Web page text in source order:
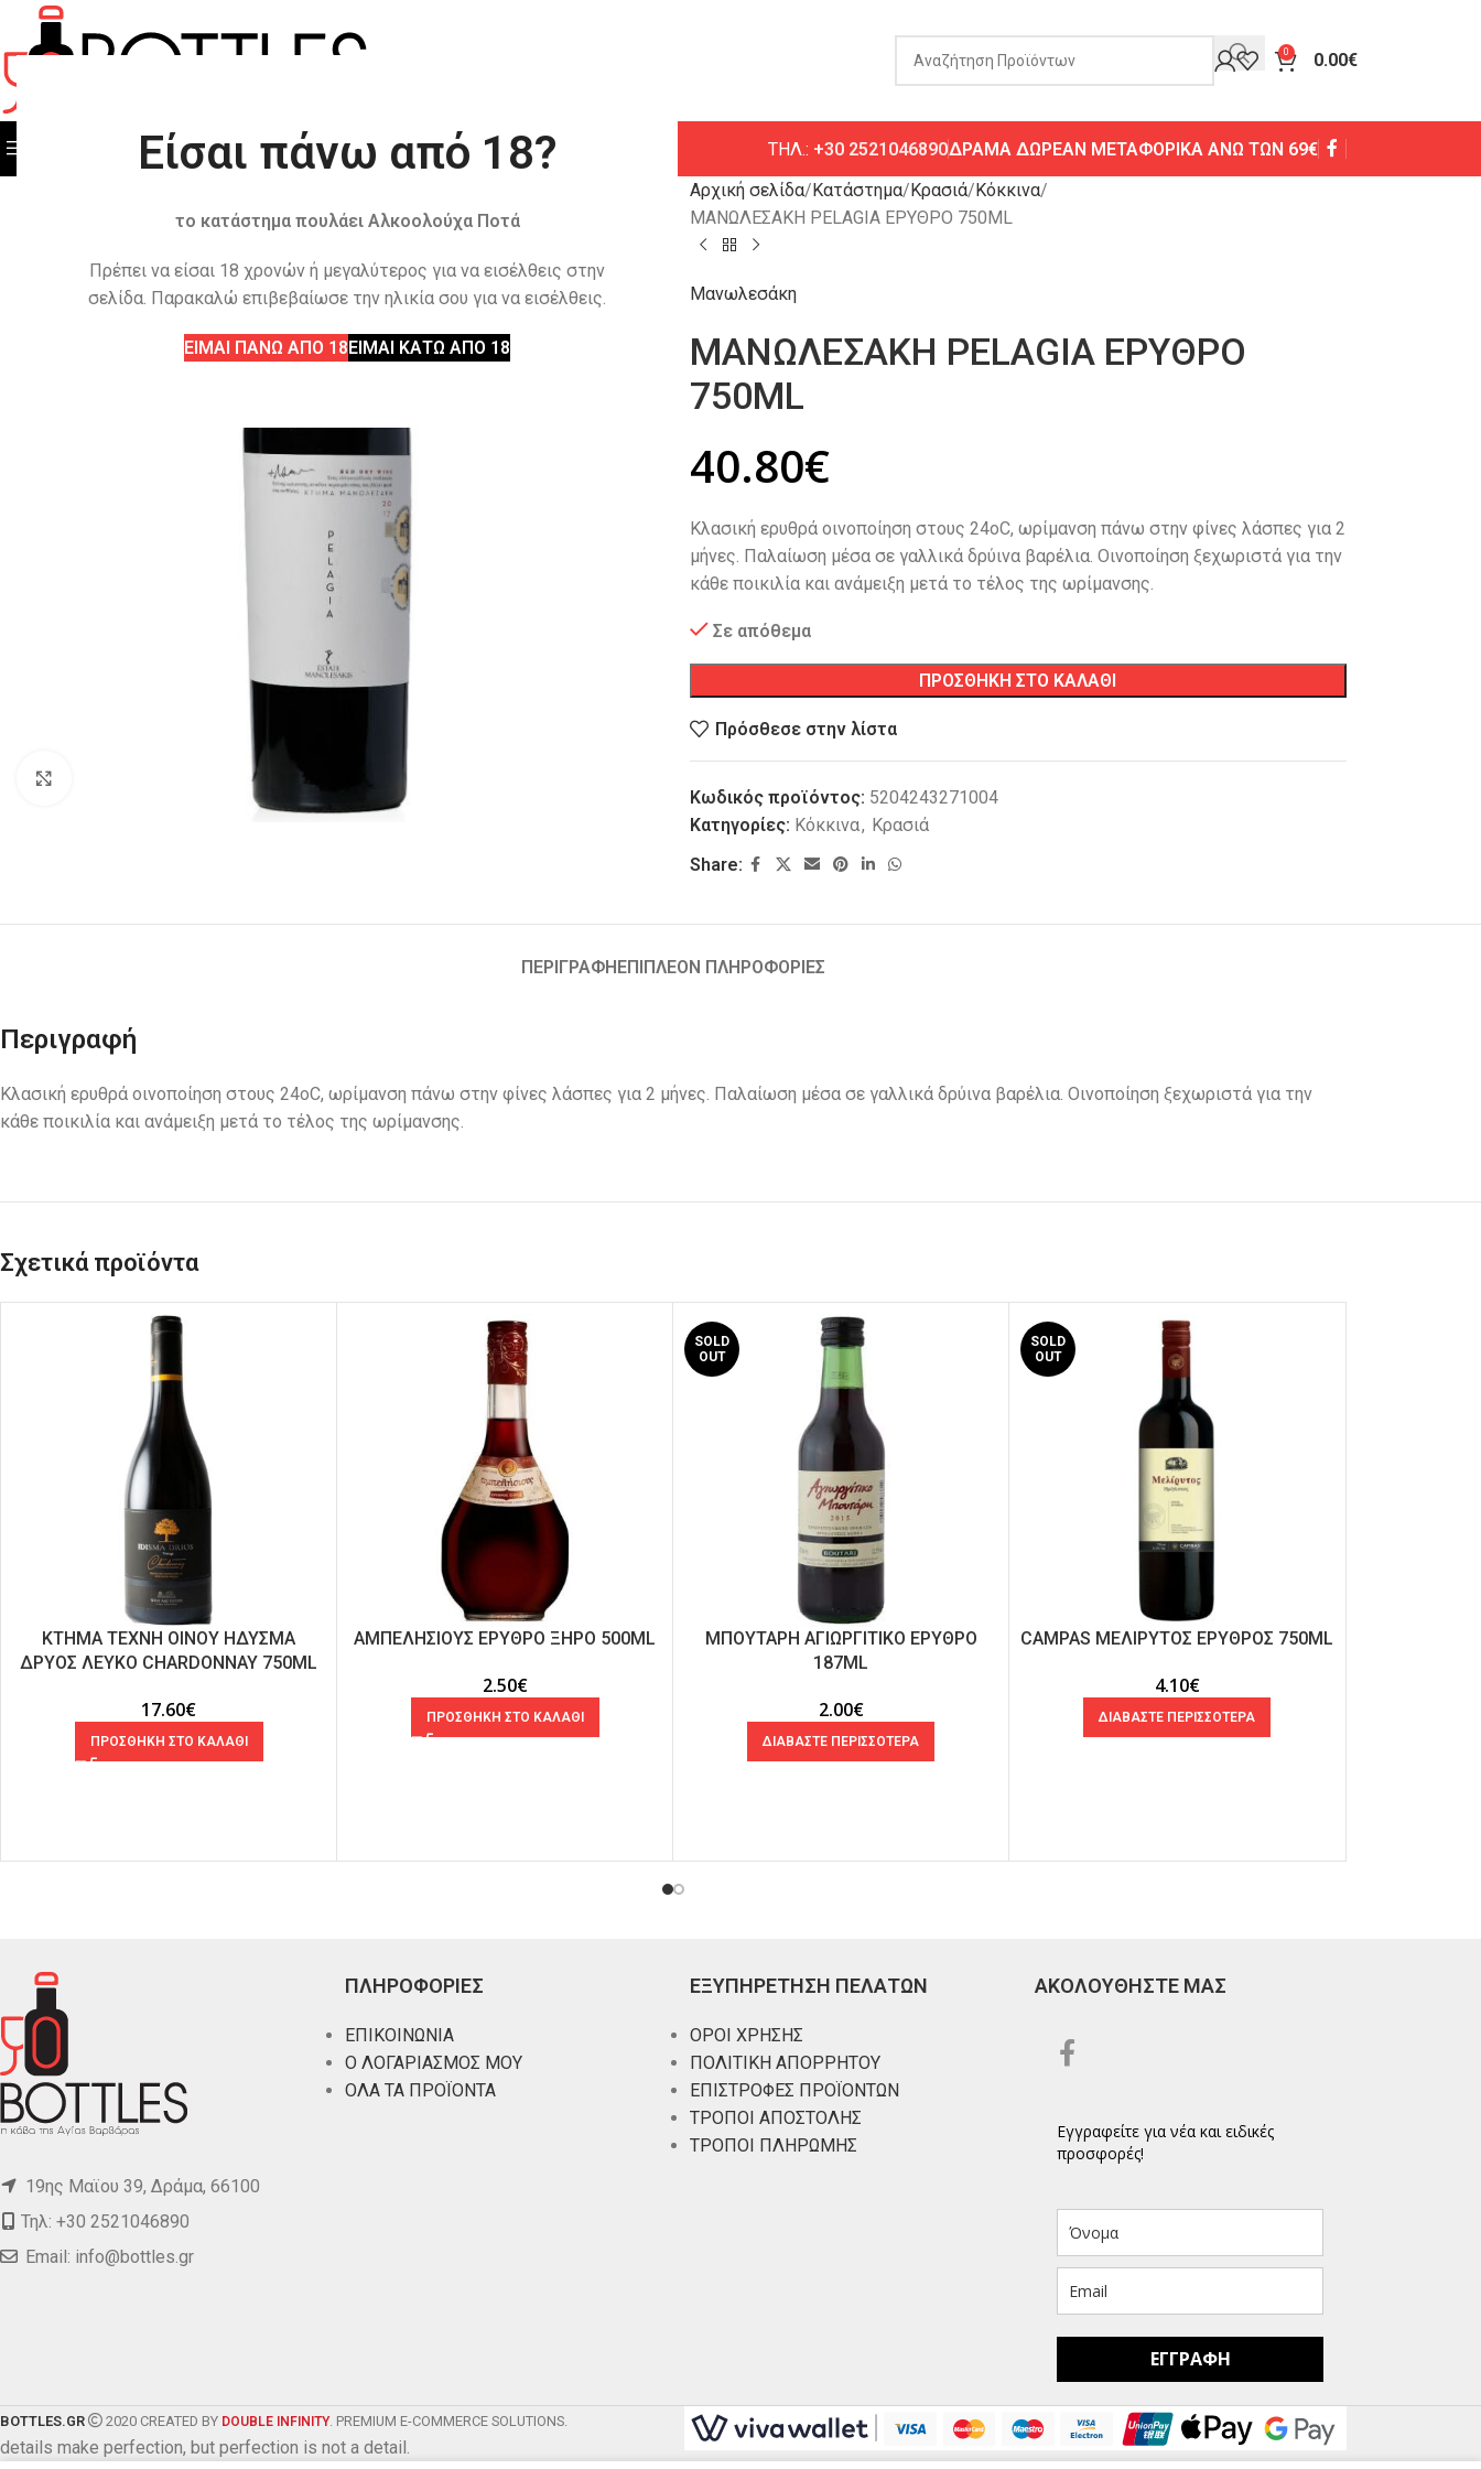
Είσαι πάνω από 18?
το κατάστημα πουλάει Αλκοολούχα Ποτά
Πρέπει να είσαι 18 χρονών ή μεγαλύτερος για να εισέλθεις στην
σελίδα. Παρακαλώ επιβεβαίωσε την ηλικία σου για να εισέλθεις.
ΕΙΜΑΙ ΠΑΝΩ ΑΠΟ 18ΕΙΜΑΙ ΚΑΤΩ ΑΠΟ 18
0 0.00€
ΟΛΕΣ ΟΙ ΚΑΤΗΓΟΡΙΕΣ ΟΛΑ ΤΑ ΠΡΟΙΟΝΤΑ ΤΗΛ.: +30 2521046890ΔΡΑΜΑ ΔΩΡΕΑΝ ΜΕΤΑΦΟΡΙΚΑ ΑΝΩ ΤΩΝ 69€
Αρχική σελίδα Κατάστημα Κρασιά Κόκκινα
ΜΑΝΩΛΕΣΑΚΗ PELAGIA ΕΡΥΘΡΟ 750ML
Μανωλεσάκη
ΜΑΝΩΛΕΣΑΚΗ PELAGIA ΕΡΥΘΡΟ
750ML
40.80€
Κλασική ερυθρά οινοποίηση στους 24οC, ωρίμανση πάνω στην φίνες λάσπες για 2
μήνες. Παλαίωση μέσα σε γαλλικά δρύινα βαρέλια. Οινοποίηση ξεχωριστά για την
κάθε ποικιλία και ανάμειξη μετά το τέλος της ωρίμανσης.
Σε απόθεμα
ΠΡΟΣΘΗΚΗ ΣΤΟ ΚΑΛΑΘΙ
Πρόσθεσε στην λίστα
Κωδικός προϊόντος: 5204243271004
Κατηγορίες: Κόκκινα, Κρασιά
Share:
ΠΕΡΙΓΡΑΦΗΕΠΙΠΛΕΟΝ ΠΛΗΡΟΦΟΡΙΕΣ
Περιγραφή
Κλασική ερυθρά οινοποίηση στους 24οC, ωρίμανση πάνω στην φίνες λάσπες για 2 μήνες. Παλαίωση μέσα σε γαλλικά δρύινα βαρέλια. Οινοποίηση ξεχωριστά για την
κάθε ποικιλία και ανάμειξη μετά το τέλος της ωρίμανσης.
Σχετικά προϊόντα
ΚΤΗΜΑ ΤΕΧΝΗ ΟΙΝΟΥ ΗΔΥΣΜΑ
ΔΡΥΟΣ ΛΕΥΚΟ CHARDONNAY 750ML
17.60€
ΠΡΟΣΘΗΚΗ ΣΤΟ ΚΑΛΑΘΙ
ΑΜΠΕΛΗΣΙΟΥΣ ΕΡΥΘΡΟ ΞΗΡΟ 500ML
2.50€
ΠΡΟΣΘΗΚΗ ΣΤΟ ΚΑΛΑΘΙ
SOLD
OUT
ΜΠΟΥΤΑΡΗ ΑΓΙΩΡΓΙΤΙΚΟ ΕΡΥΘΡΟ
187ML
2.00€
ΔΙΑΒΑΣΤΕ ΠΕΡΙΣΣΟΤΕΡΑ
SOLD
OUT
CAMPAS ΜΕΛΙΡΥΤΟΣ ΕΡΥΘΡΟΣ 750ML
4.10€
ΔΙΑΒΑΣΤΕ ΠΕΡΙΣΣΟΤΕΡΑ
19ης Μαϊου 39, Δράμα, 66100
Τηλ: +30 2521046890
Email: info@bottles.gr
ΠΛΗΡΟΦΟΡΙΕΣ
ΕΠΙΚΟΙΝΩΝΙΑ
Ο ΛΟΓΑΡΙΑΣΜΟΣ ΜΟΥ
ΟΛΑ ΤΑ ΠΡΟΪΟΝΤΑ
ΕΞΥΠΗΡΕΤΗΣΗ ΠΕΛΑΤΩΝ
ΟΡΟΙ ΧΡΗΣΗΣ
ΠΟΛΙΤΙΚΗ ΑΠΟΡΡΗΤΟΥ
ΕΠΙΣΤΡΟΦΕΣ ΠΡΟΪΟΝΤΩΝ
ΤΡΟΠΟΙ ΑΠΟΣΤΟΛΗΣ
ΤΡΟΠΟΙ ΠΛΗΡΩΜΗΣ
ΑΚΟΛΟΥΘΗΣΤΕ ΜΑΣ
Εγγραφείτε για νέα και ειδικές
προσφορές!
ΕΓΓΡΑΦΗ
BOTTLES.GR 2020 CREATED BY DOUBLE INFINITY. PREMIUM E-COMMERCE SOLUTIONS.
details make perfection, but perfection is not a detail.